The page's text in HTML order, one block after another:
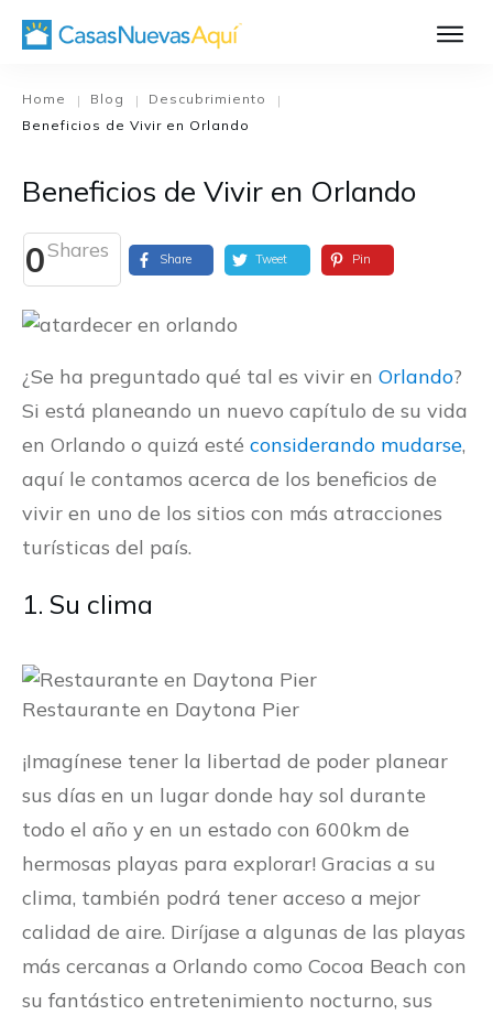
El Proceso de
Home | Blog | Descubrimiento
|
Beneficios de Vivir en Orlando
Beneficios de Vivir en Orlando
0Shares Share Tweet Pin
¿Se ha preguntado qué tal es vivir en Orlando?
Si está planeando un nuevo capítulo de su vida
en Orlando o quizá esté considerando mudarse,
aquí le contamos acerca de los beneficios de
vivir en uno de los sitios con más atracciones
turísticas del país.
1. Su clima
Restaurante en Daytona Pier
¡Imagínese tener la libertad de poder planear
sus días en un lugar donde hay sol durante
todo el año y en un estado con 600km de
hermosas playas para explorar! Gracias a su
clima, también podrá tener acceso a mejor
calidad de aire. Diríjase a algunas de las playas
más cercanas a Orlando como Cocoa Beach con
su fantástico entretenimiento nocturno, sus